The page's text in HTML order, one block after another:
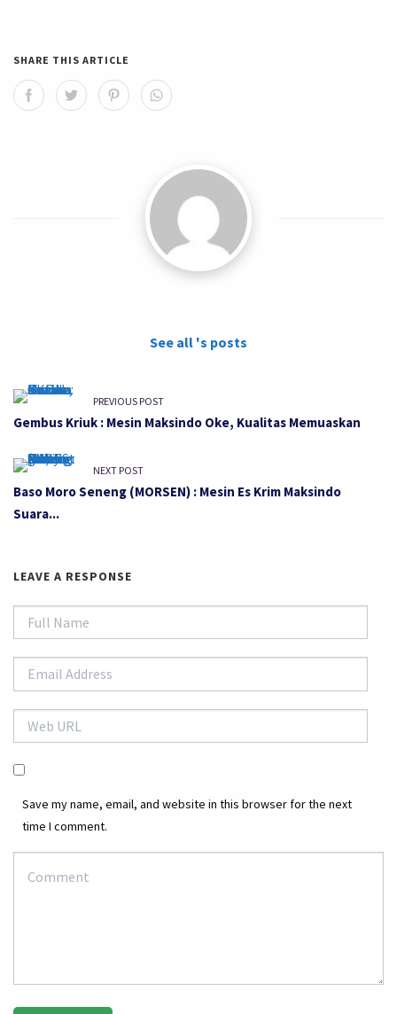
SHARE THIS ARTICLE
See all 's posts
PREVIOUS POST
Gembus Kriuk : Mesin Maksindo Oke, Kualitas Memuaskan
NEXT POST
Baso Moro Seneng (MORSEN) : Mesin Es Krim Maksindo
Suara...
LEAVE A RESPONSE
Save my name, email, and website in this browser for the next
time I comment.